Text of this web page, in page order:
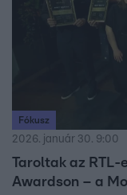
Fókusz
2026. január 30. 9:00
Taroltak az
Awardson – a